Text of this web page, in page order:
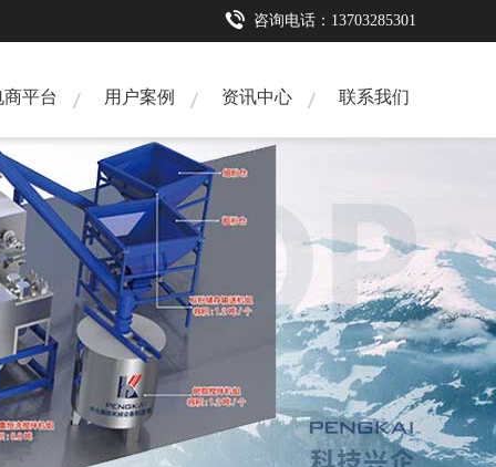
咨询电话：13703285301
商平台 用户案例 资讯中心 联系我们